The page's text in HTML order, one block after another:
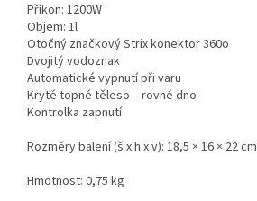
Příkon: 1200W
Objem: 1l
Otočný značkový Strix konektor 360o
Dvojitý vodoznak
Automatické vypnutí při varu
Kryté topné těleso – rovné dno
Kontrolka zapnutí
Rozměry balení (š x h x v): 18,5 × 16 × 22 cm
Hmotnost: 0,75 kg